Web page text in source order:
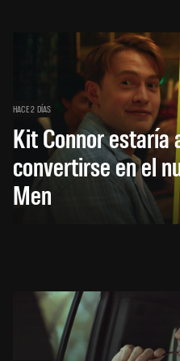
HACE 2 DÍAS
Kit Connor estaría
convertirse en el
Men